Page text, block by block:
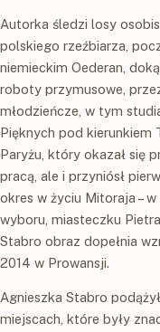
Autorka śledzi losy
polskiego rzeźbiarza,
niemieckim Oederan,
roboty przymusowe,
młodzieńcze, w tym
Pięknych pod kierunkiem
Paryżu, który okazał się
pracą, ale i przyniósł
okres w życiu Mitoraja –
wyboru, miasteczku
Stabro obraz dopełnia
2014 w Prowansji.
Agnieszka Stabro
miejscach, które były